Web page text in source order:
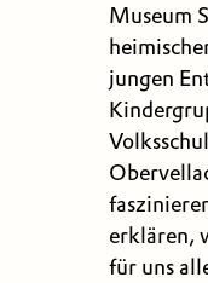
Museum
jungen
erklären,
für uns